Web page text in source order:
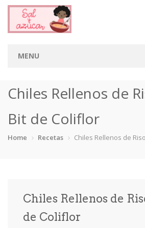
MENU
Categorias
Chiles Rellenos de
Bit de Coliflor
Home Recetas Chiles Rellenos de
Chiles Rellenos de
de Coliflor